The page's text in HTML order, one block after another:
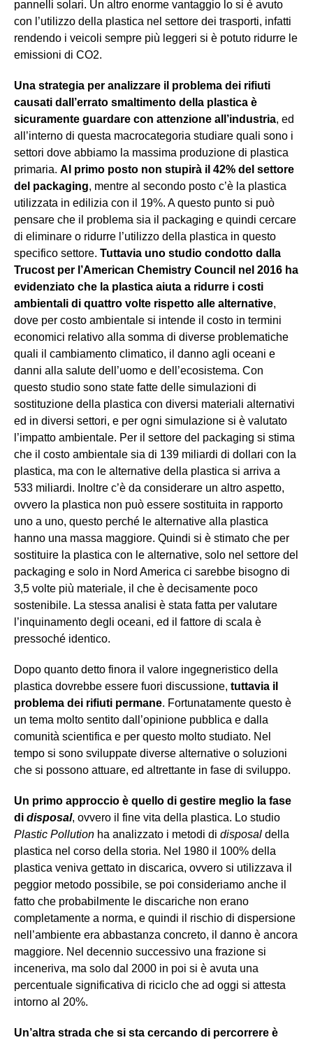
pannelli solari. Un altro enorme vantaggio lo si è avuto
con l’utilizzo della plastica nel settore dei trasporti, infatti
rendendo i veicoli sempre più leggeri si è potuto ridurre le
emissioni di CO2.
Una strategia per analizzare il problema dei rifiuti
causati dall’errato smaltimento della plastica è
sicuramente guardare con attenzione all’industria, ed
all’interno di questa macrocategoria studiare quali sono i
settori dove abbiamo la massima produzione di plastica
primaria. Al primo posto non stupirà il 42% del settore
del packaging, mentre al secondo posto c’è la plastica
utilizzata in edilizia con il 19%. A questo punto si può
pensare che il problema sia il packaging e quindi cercare
di eliminare o ridurre l’utilizzo della plastica in questo
specifico settore. Tuttavia uno studio condotto dalla
Trucost per l’American Chemistry Council nel 2016 ha
evidenziato che la plastica aiuta a ridurre i costi
ambientali di quattro volte rispetto alle alternative,
dove per costo ambientale si intende il costo in termini
economici relativo alla somma di diverse problematiche
quali il cambiamento climatico, il danno agli oceani e
danni alla salute dell’uomo e dell’ecosistema. Con
questo studio sono state fatte delle simulazioni di
sostituzione della plastica con diversi materiali alternativi
ed in diversi settori, e per ogni simulazione si è valutato
l’impatto ambientale. Per il settore del packaging si stima
che il costo ambientale sia di 139 miliardi di dollari con la
plastica, ma con le alternative della plastica si arriva a
533 miliardi. Inoltre c’è da considerare un altro aspetto,
ovvero la plastica non può essere sostituita in rapporto
uno a uno, questo perché le alternative alla plastica
hanno una massa maggiore. Quindi si è stimato che per
sostituire la plastica con le alternative, solo nel settore del
packaging e solo in Nord America ci sarebbe bisogno di
3,5 volte più materiale, il che è decisamente poco
sostenibile. La stessa analisi è stata fatta per valutare
l’inquinamento degli oceani, ed il fattore di scala è
pressoché identico.
Dopo quanto detto finora il valore ingegneristico della
plastica dovrebbe essere fuori discussione, tuttavia il
problema dei rifiuti permane. Fortunatamente questo è
un tema molto sentito dall’opinione pubblica e dalla
comunità scientifica e per questo molto studiato. Nel
tempo si sono sviluppate diverse alternative o soluzioni
che si possono attuare, ed altrettante in fase di sviluppo.
Un primo approccio è quello di gestire meglio la fase
di disposal, ovvero il fine vita della plastica. Lo studio
Plastic Pollution ha analizzato i metodi di disposal della
plastica nel corso della storia. Nel 1980 il 100% della
plastica veniva gettato in discarica, ovvero si utilizzava il
peggior metodo possibile, se poi consideriamo anche il
fatto che probabilmente le discariche non erano
completamente a norma, e quindi il rischio di dispersione
nell’ambiente era abbastanza concreto, il danno è ancora
maggiore. Nel decennio successivo una frazione si
inceneriva, ma solo dal 2000 in poi si è avuta una
percentuale significativa di riciclo che ad oggi si attesta
intorno al 20%.
Un’altra strada che si sta cercando di percorrere è